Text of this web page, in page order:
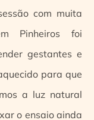
com muita
Pinheiros foi
gestantes e
para que
a luz natural
o ensaio ainda